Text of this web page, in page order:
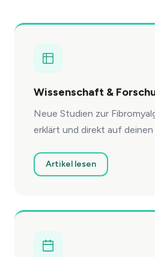
Wissenschaft &
Neue Studien zur
erklärt und direkt auf
Artikel lesen